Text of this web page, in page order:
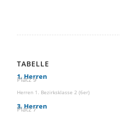
TABELLE
1. Herren
Platz 9
Herren 1. Bezirksklasse 2 (6er)
3. Herren
Platz 7